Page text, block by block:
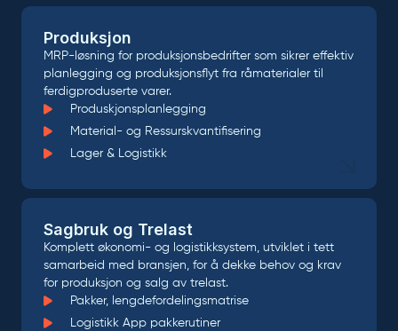
Produksjon
MRP-løsning for produksjonsbedrifter som sikrer effektiv
planlegging og produksjonsflyt fra råmaterialer til
ferdigproduserte varer.
Produskjonsplanlegging
Material- og Ressurskvantifisering
Lager & Logistikk
Sagbruk og Trelast
Komplett økonomi- og logistikksystem, utviklet i tett
samarbeid med bransjen, for å dekke behov og krav
for produksjon og salg av trelast.
Pakker, lengdefordelingsmatrise
Logistikk App pakkerutiner